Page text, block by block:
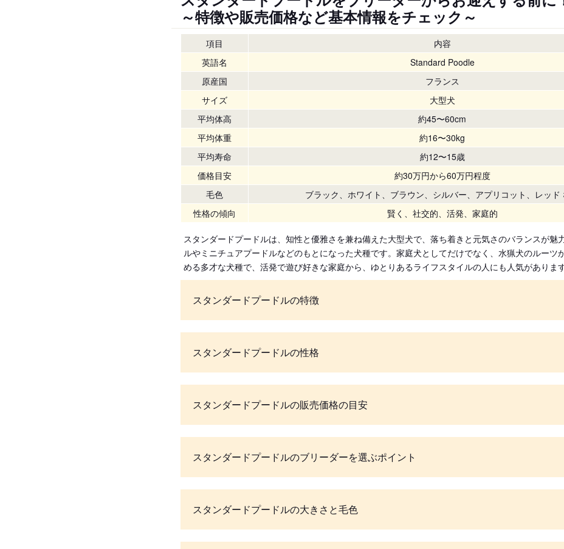
～特徴や販売価格など基本情報をチェック～
項目
内容
英語名
Standard Poodle
原産国
フランス
サイズ
大型犬
平均体高
約45〜60cm
平均体重
約16〜30kg
平均寿命
約12〜15歳
価格目安
約30万円から60万円程度
毛色
ブラック、ホワイト、ブラウン、シルバー、アプリコット、レッド
性格の傾向
賢く、社交的、活発、家庭的
スタンダードプードルは、知性と優雅さを兼ね備えた大型犬で、落ち着きと元気さのバランスが魅
ルやミニチュアプードルなどのもとになった犬種です。家庭犬としてだけでなく、水猟犬のルーツ
める多才な犬種で、活発で遊び好きな家庭から、ゆとりあるライフスタイルの人にも人気があります
スタンダードプードルの特徴
スタンダードプードルの性格
スタンダードプードルの販売価格の目安
スタンダードプードルのブリーダーを選ぶポイント
スタンダードプードルの大きさと毛色